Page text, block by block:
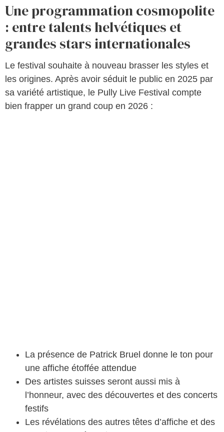
Une programmation cosmopolite
: entre talents helvétiques et
grandes stars internationales
Le festival souhaite à nouveau brasser les styles et
les origines. Après avoir séduit le public en 2025 par
sa variété artistique, le Pully Live Festival compte
bien frapper un grand coup en 2026 :
La présence de Patrick Bruel donne le ton pour
une affiche étoffée attendue
Des artistes suisses seront aussi mis à
l’honneur, avec des découvertes et des concerts
festifs
Les révélations des autres têtes d’affiche et des